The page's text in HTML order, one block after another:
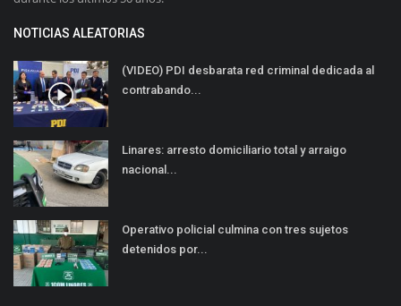
NOTICIAS ALEATORIAS
(VIDEO) PDI desbarata red criminal dedicada al
contrabando...
Linares: arresto domiciliario total y arraigo
nacional...
Operativo policial culmina con tres sujetos
detenidos por...